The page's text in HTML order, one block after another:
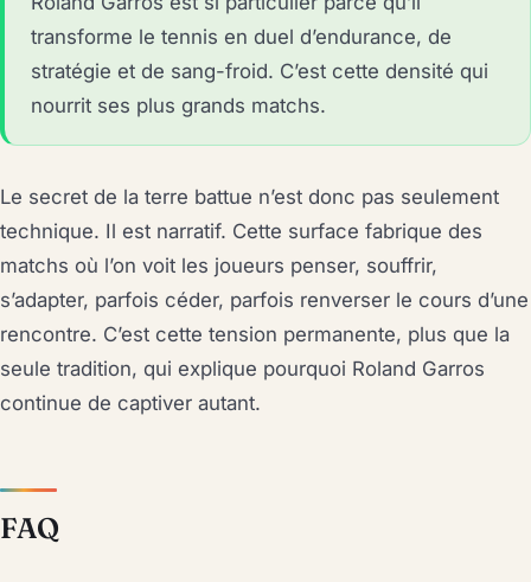
transforme le tennis en duel d’endurance, de
stratégie et de sang-froid. C’est cette densité qui
nourrit ses plus grands matchs.
Le secret de la terre battue n’est donc pas seulement
technique. Il est narratif. Cette surface fabrique des
matchs où l’on voit les joueurs penser, souffrir,
s’adapter, parfois céder, parfois renverser le cours d’une
rencontre. C’est cette tension permanente, plus que la
seule tradition, qui explique pourquoi Roland Garros
continue de captiver autant.
FAQ